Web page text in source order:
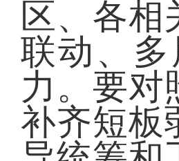
区、各相
联动、
力。要对
补齐短板